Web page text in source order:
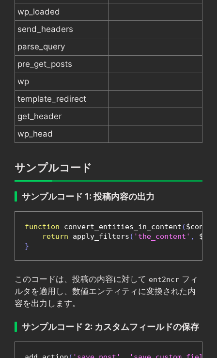
wp_loaded
send_headers
parse_query
pre_get_posts
wp
template_redirect
get_header
wp_head
サンプルコード
サンプルコード 1: 投稿内容の出力
function convert_entities_in_content (
return apply_filters ( 'the_content' ,
}
このコードは、投稿の内容に対して ent2ncr フィ
ルタを適用し、数値エンティティに変換された内
容を出力します。
サンプルコード 2: カスタムフィールドの保存